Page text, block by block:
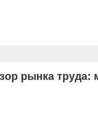
рынка труда: